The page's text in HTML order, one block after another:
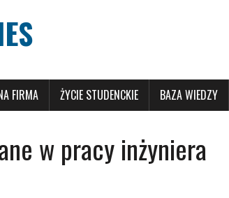
FIRMA ŻYCIE STUDENCKIE BAZA WIEDZY
w pracy inżyniera